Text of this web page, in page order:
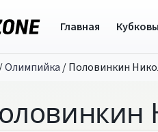
Главная
/Олимпийка /Половинкин